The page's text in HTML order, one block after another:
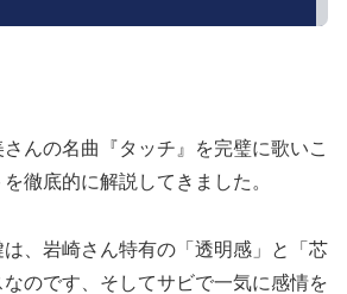
んの名曲『タッチ』を完璧に歌いこ
徹底的に解説してきました。
、岩崎さん特有の「透明感」と「芯
のです、そしてサビで一気に感情を